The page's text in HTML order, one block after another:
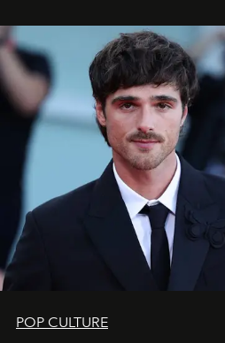
all’universo i desideri più segreti
POP CULTURE